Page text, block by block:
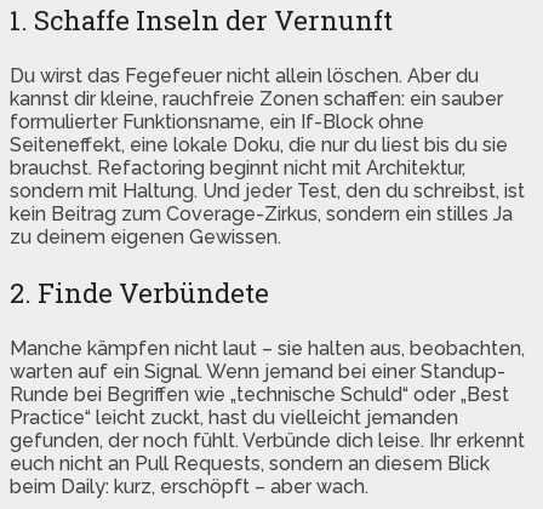
1. Schaffe Inseln der Vernunft
Du wirst das Fegefeuer nicht allein löschen. Aber du
kannst dir kleine, rauchfreie Zonen schaffen: ein sauber
formulierter Funktionsname, ein If-Block ohne
Seiteneffekt, eine lokale Doku, die nur du liest bis du sie
brauchst. Refactoring beginnt nicht mit Architektur,
sondern mit Haltung. Und jeder Test, den du schreibst, ist
kein Beitrag zum Coverage-Zirkus, sondern ein stilles Ja
zu deinem eigenen Gewissen.
2. Finde Verbündete
Manche kämpfen nicht laut – sie halten aus, beobachten,
warten auf ein Signal. Wenn jemand bei einer Standup-
Runde bei Begriffen wie „technische Schuld“ oder „Best
Practice“ leicht zuckt, hast du vielleicht jemanden
gefunden, der noch fühlt. Verbünde dich leise. Ihr erkennt
euch nicht an Pull Requests, sondern an diesem Blick
beim Daily: kurz, erschöpft – aber wach.